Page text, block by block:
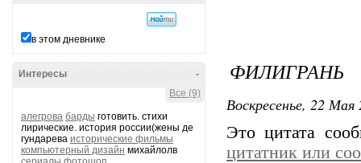
в этом дневнике
-
Интересы
Все (9)
алегрова барды готовить. стихи
лирические. история россии(жены де
гундарева исторические фильмы
компьютерный дизайн михайлолв
ФИЛИГРАНЬ
Воскресенье, 22
Это цитата
цитатник или